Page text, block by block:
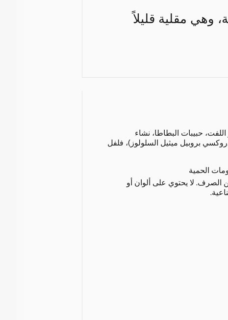
وهي مقلية قليلاً
بذور اللفت، حبيبات البطاطا، نشاء
بروبيل ميثيل السلولوز)، فلفل
الحمية
الصرف. لا يحتوي على ألوان أو